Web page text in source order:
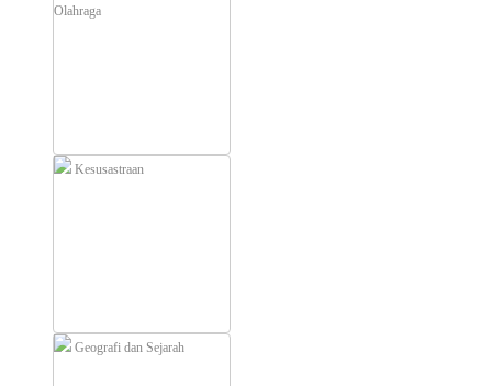
Olahraga
Kesusastraan
Geografi dan Sejarah